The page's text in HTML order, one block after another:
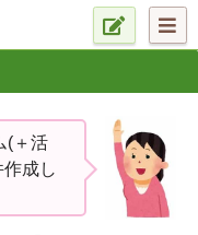
(＋活
成し